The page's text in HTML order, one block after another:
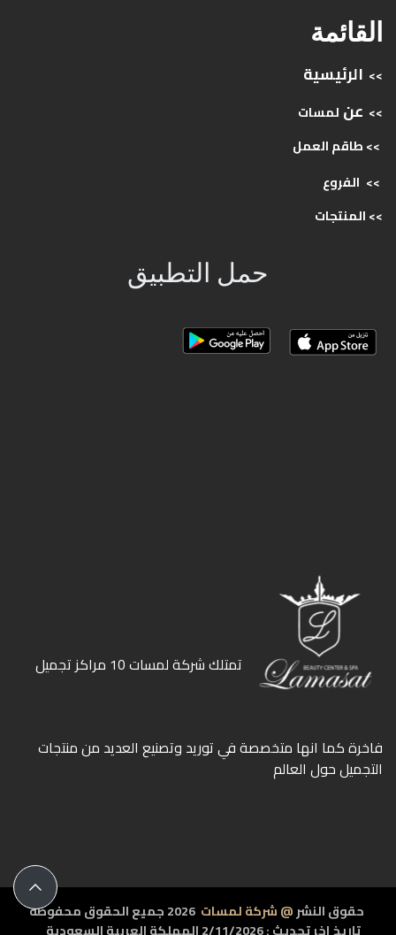
القائمة
>> الرئيسية
>> عن لمسات
>> طاقمالعمل
>> الفروع
>>المنتجات
حمل التطبيق
ﺗﻤﺘﻠﻚ ﺷﺮﻛﺔ ﻟﻤﺴﺎت 10 ﻣﺮاﻛﺰ ﺗﺠﻤﻴﻞ
ﻓﺎﺧﺮة كما انها ﻣﺘﺨﺼﺼﺔ ﻓﻲ ﺗﻮرﻳﺪ وﺗﺼﻨﻴﻊ اﻟﻌﺪﻳﺪ ﻣﻦ ﻣﻨﺘﺠﺎت
اﻟﺘﺠﻤﻴﻞ ﺣﻮل اﻟﻌﺎﻟﻢ
حقوق النشر@ شركة لمسات
2026 جميع الحقوق محفوظة